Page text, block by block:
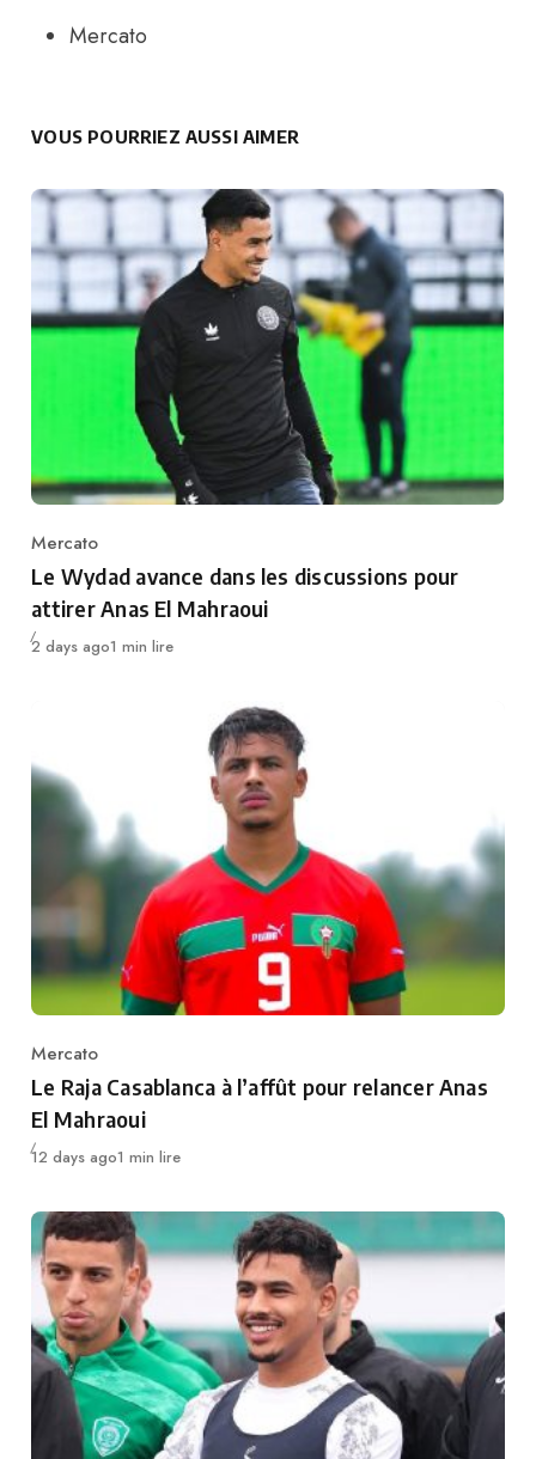
Mercato
VOUS POURRIEZ AUSSI AIMER
Category
Mercato
Le Wydad avance dans les discussions pour
attirer Anas El Mahraoui
Publié
2 days ago1 min lire
Category
Mercato
Le Raja Casablanca à l’affût pour relancer Anas
El Mahraoui
Publié
12 days ago1 min lire